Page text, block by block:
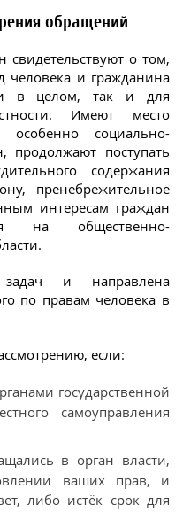
обращений
о том,
человека и гражданина
в целом, так и для
Имеют место
социально-
продолжают поступать
содержания
пренебрежительное
интересам граждан
на общественно-
и направлена
по правам человека в
если:
государственной
самоуправления
в орган власти,
ваших прав, и
либо истёк срок для